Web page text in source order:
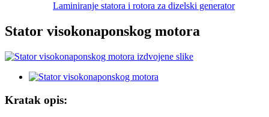
Laminiranje statora i rotora za dizelski generator
Stator visokonaponskog motora
Kratak opis: